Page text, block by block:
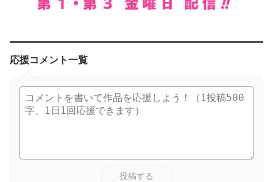
応援コメント一覧
投稿する